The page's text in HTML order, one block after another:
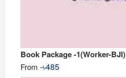
Book Package -1(Worker-BJI)
From -৳485